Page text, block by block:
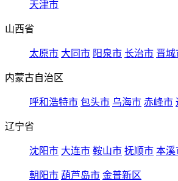
天津市
山西省
太原市 大同市 阳泉市 长治市 晋城
内蒙古自治区
呼和浩特市 包头市 乌海市 赤峰市
辽宁省
沈阳市 大连市 鞍山市 抚顺市 本溪
朝阳市 葫芦岛市 金普新区